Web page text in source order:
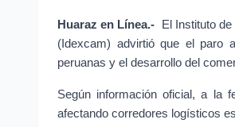
Huaraz en Línea.-
El Instituto
(Idexcam) advirtió que el paro
peruanas y el desarrollo del
Según información oficial, a la
afectando corredores logísticos